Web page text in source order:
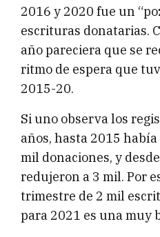
2016 y 2020 fue un
escrituras donatarias.
año pareciera que se
ritmo de espera que
2015-20.
Si uno observa los
años, hasta 2015
mil donaciones, y
redujeron a 3 mil. Por
trimestre de 2 mil
para 2021 es una muy